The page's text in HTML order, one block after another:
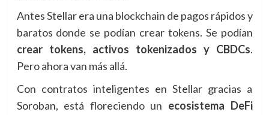
Antes Stellar era una blockchain de pagos rápidos y
baratos donde se podían crear tokens. Se podían
crear tokens, activos tokenizados y CBDCs.
Pero ahora van más allá.
Con contratos inteligentes en Stellar gracias a
Soroban, está floreciendo un ecosistema DeFi